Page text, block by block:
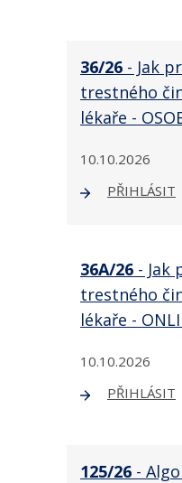
36/26 - Jak
trestného
lékaře -
10.10.2026
PŘIHLÁSIT
36A/26 - Jak
trestného
lékaře -
10.10.2026
PŘIHLÁSIT
125/26 -